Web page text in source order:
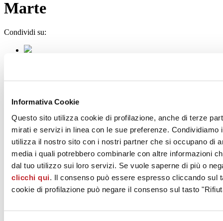
Informativa Cookie
Questo sito utilizza cookie di profilazione, anche di terze
mirati e servizi in linea con le sue preferenze.
utilizza il nostro sito con i nostri partner che si occupano di
media i quali potrebbero combinarle con altre informazioni
dal tuo utilizzo sui loro servizi. Se vuole saperne di più o
clicchi qui. Il consenso può essere espresso cliccando sul
cookie di profilazione può negare il consenso sul tasto
Marte
Condividi su:
News
aziende